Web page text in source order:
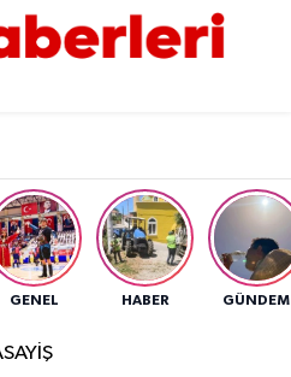
GENEL HABER GÜNDEM
Haritası